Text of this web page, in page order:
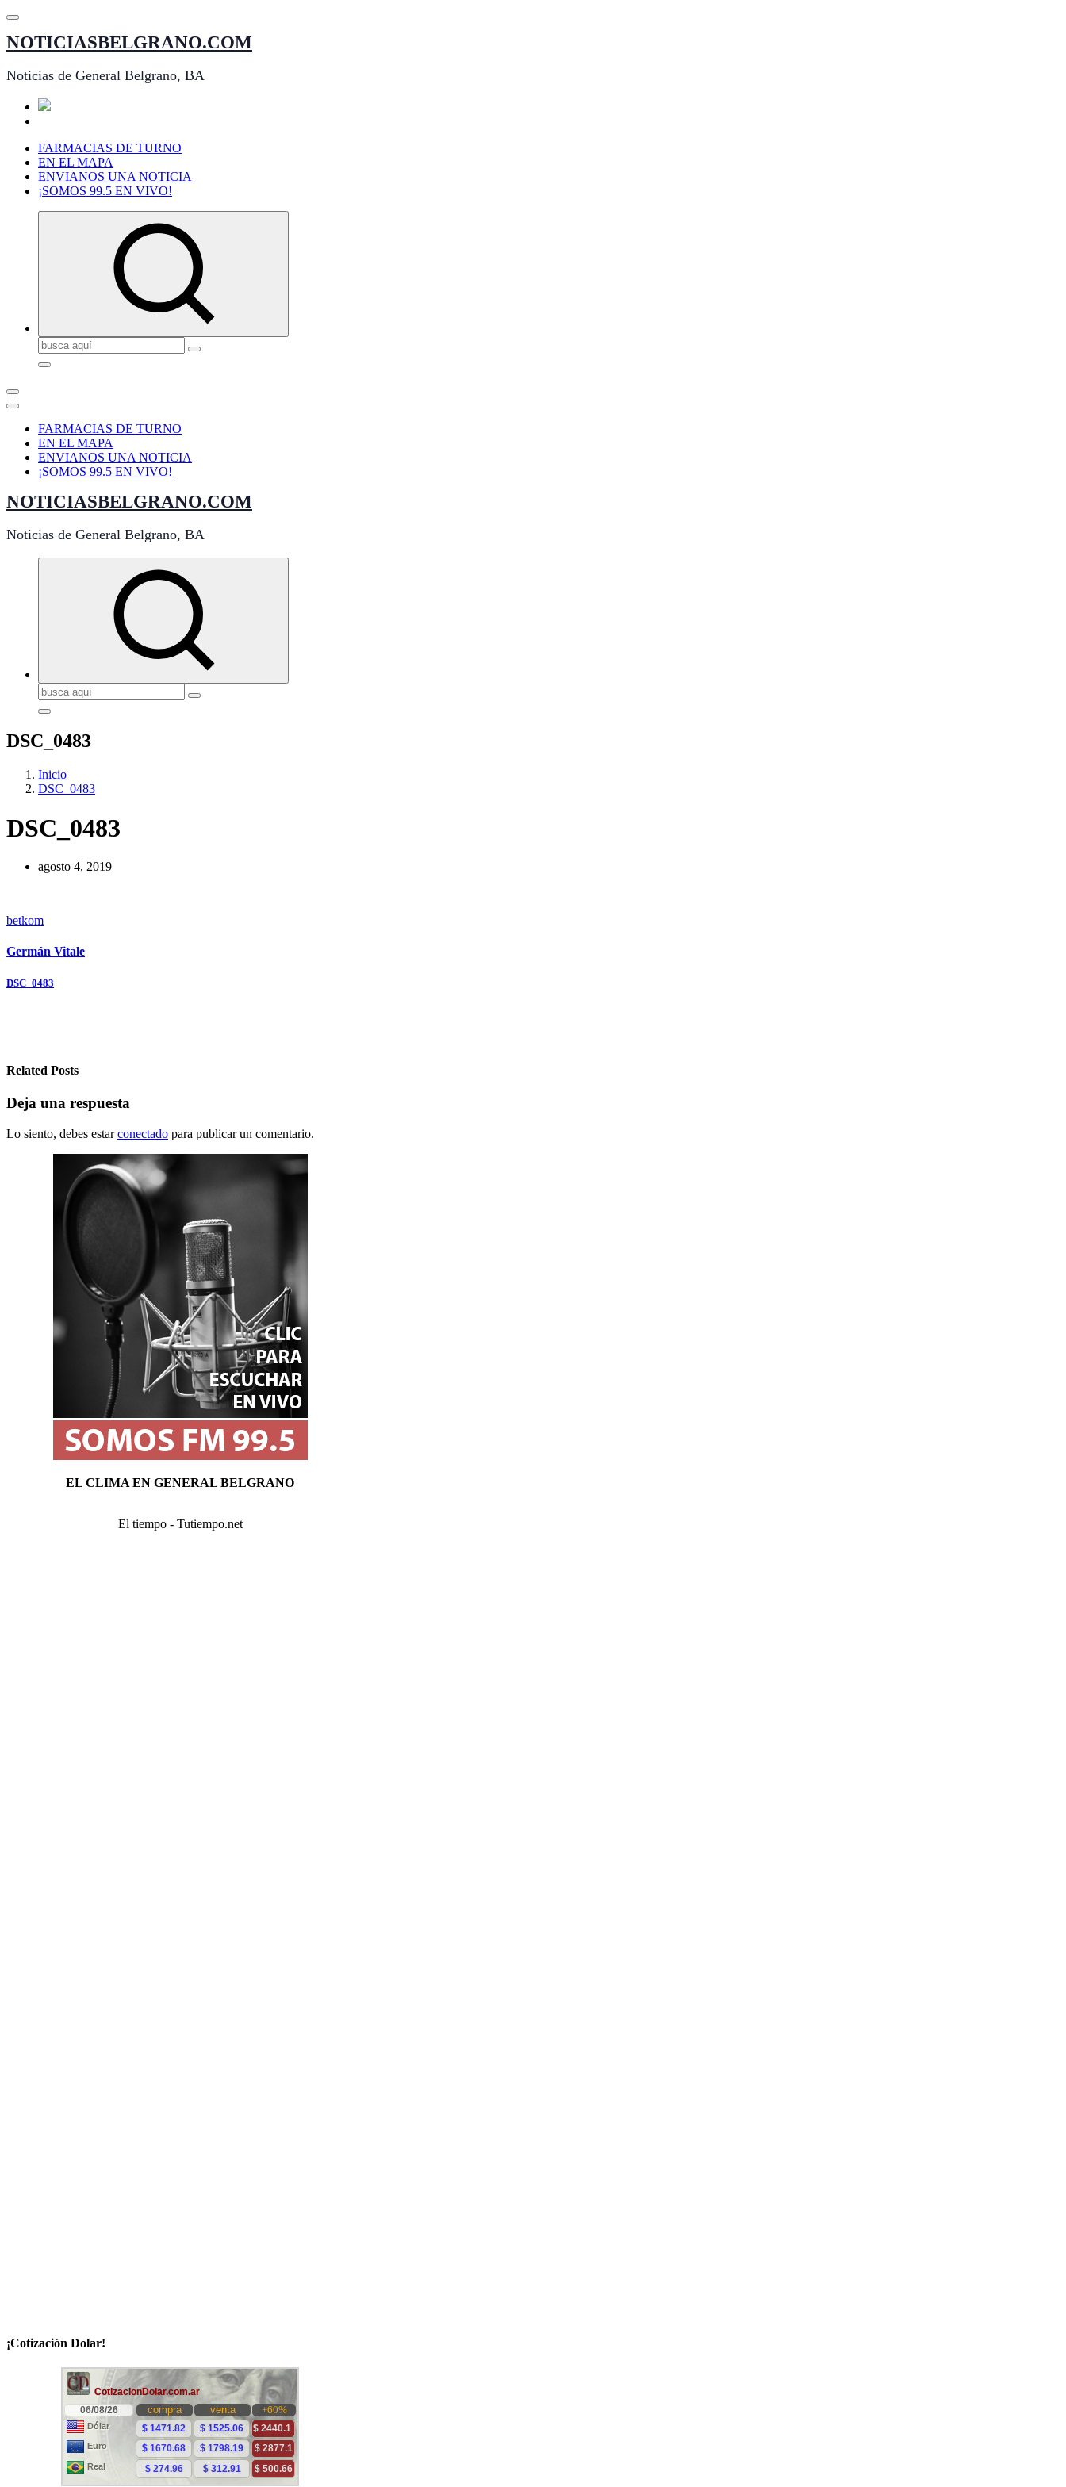
Saltar
contenido
NOTICIASBELGRANO.COM
Noticias de General Belgrano, BA
FARMACIAS DE TURNO
EN EL MAPA
ENVIANOS UNA NOTICIA
¡SOMOS 99.5 EN VIVO!
Buscar:
FARMACIAS DE TURNO
EN EL MAPA
ENVIANOS UNA NOTICIA
¡SOMOS 99.5 EN VIVO!
NOTICIASBELGRANO.COM
Noticias de General Belgrano, BA
Buscar:
DSC_0483
Inicio
DSC_0483
DSC_0483
agosto 4, 2019
betkom
Germán Vitale
Navegación
DSC_0483
Related Posts
Deja una respuesta
Lo siento, debes estarconectado para publicar un comentario.
EL CLIMA EN GENERAL BELGRANO
El tiempo - Tutiempo.net
¡Cotización Dolar!